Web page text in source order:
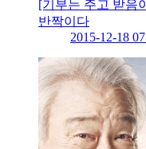
[기부는 주고 받음
반짝이다
2015-12-18